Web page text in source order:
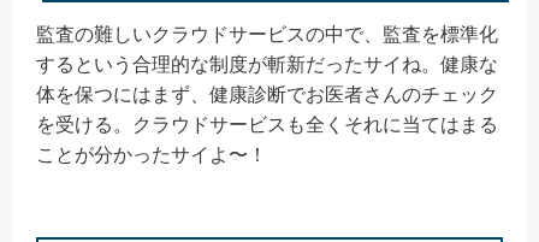
監査の難しいクラウドサービスの中で、監査を標準化
するという合理的な制度が斬新だったサイね。健康な
体を保つにはまず、健康診断でお医者さんのチェック
を受ける。クラウドサービスも全くそれに当てはまる
ことが分かったサイよ〜！